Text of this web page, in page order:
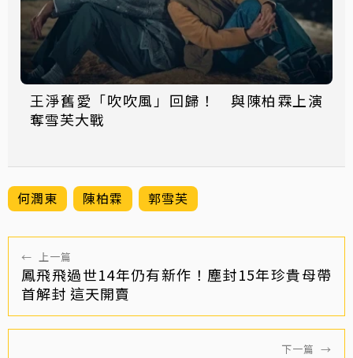
王淨舊愛「吹吹風」回歸！ 與陳柏霖上演
奪雪芙大戰
何潤東 陳柏霖 郭雪芙
← 上一篇
鳳飛飛過世14年仍有新作！塵封15年珍貴母帶
首解封 這天開賣
下一篇 →